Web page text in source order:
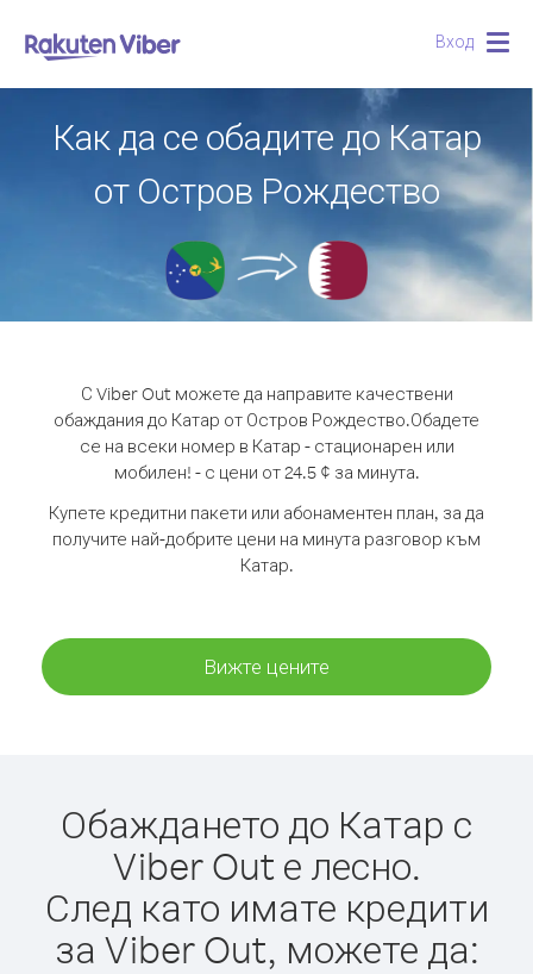
Вход
Как да се обадите до Катар
от Остров Рождество
С Viber Out можете да направите качествени
обаждания до Катар от Остров Рождество.Обадете
се на всеки номер в Катар - стационарен или
мобилен! - с цени от 24.5 ¢ за минута.
Купете кредитни пакети или абонаментен план, за да
получите най-добрите цени на минута разговор към
Катар.
Вижте цените
Обаждането до Катар с
Viber Out е лесно.
След като имате кредити
за Viber Out, можете да: